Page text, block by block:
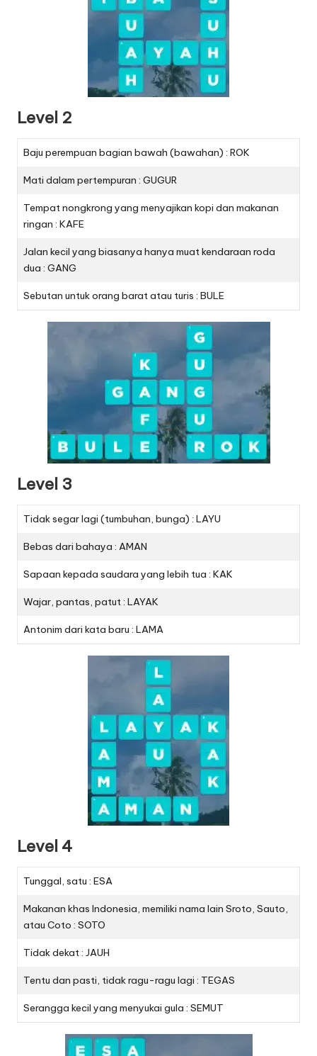
Level 2
Baju perempuan bagian bawah (bawahan) : ROK
Mati dalam pertempuran : GUGUR
Tempat nongkrong yang menyajikan kopi dan makanan
ringan : KAFE
Jalan kecil yang biasanya hanya muat kendaraan roda
dua : GANG
Sebutan untuk orang barat atau turis : BULE
Level 3
Tidak segar lagi (tumbuhan, bunga) : LAYU
Bebas dari bahaya : AMAN
Sapaan kepada saudara yang lebih tua : KAK
Wajar, pantas, patut : LAYAK
Antonim dari kata baru : LAMA
Level 4
Tunggal, satu : ESA
Makanan khas Indonesia, memiliki nama lain Sroto, Sauto,
atau Coto : SOTO
Tidak dekat : JAUH
Tentu dan pasti, tidak ragu-ragu lagi : TEGAS
Serangga kecil yang menyukai gula : SEMUT